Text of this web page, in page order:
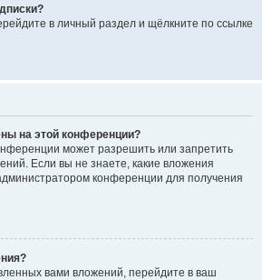
в личный раздел и щёлкните по ссылке
на этой конференции?
может разрешить или запретить
Если вы не знаете, какие вложения
конференции для получения
вами вложений, перейдите в ваш